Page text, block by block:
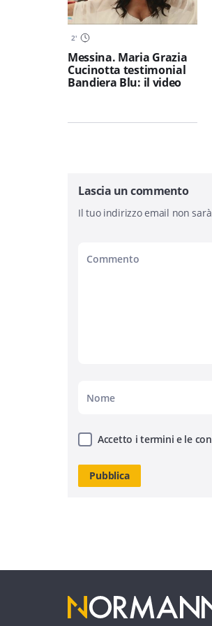
2'
Messina. Maria Grazia
Cucinotta testimonial
Bandiera Blu: il video
Lascia un commento
Il tuo indirizzo email non
Accetto i termini e le